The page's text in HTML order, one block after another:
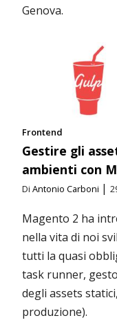
Genova.
Frontend
Gestire gli
ambienti con
Di Antonio Carboni |
Magento 2 ha
nella vita di noi
tutti la quasi
task runner,
degli assets
produzione).